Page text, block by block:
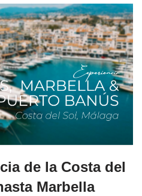
de la Costa del
Marbella